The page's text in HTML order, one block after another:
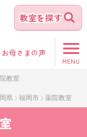
教室を探す
お母さまの声
MENU
教室
県 福岡市 薬院教室